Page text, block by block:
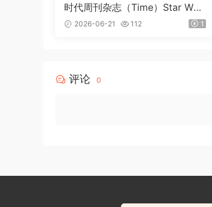
时代周刊杂志（Time）Star War
s 2026
2026-06-21 112 1
评论 0